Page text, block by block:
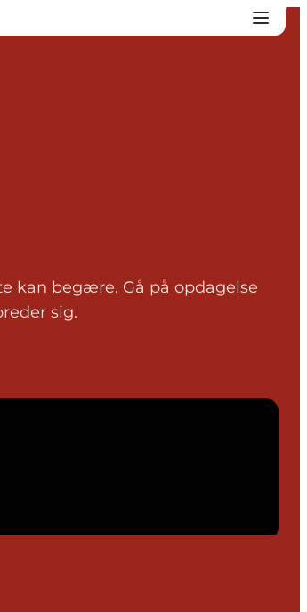
kan begære. Gå på opdagelse
sig.